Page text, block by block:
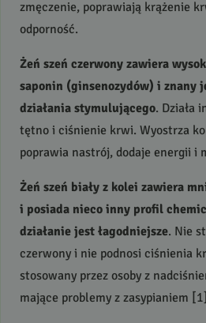
zmęczenie, poprawiają krążenie
odporność.
Żeń szeń czerwony zawiera
saponin (ginsenozydów) i znany
działania stymulującego. Działa
tętno i ciśnienie krwi. Wyostrza
poprawia nastrój, dodaje energii i
Żeń szeń biały z kolei zawiera
i posiada nieco inny profil
działanie jest łagodniejsze. Nie
czerwony i nie podnosi ciśnienia
stosowany przez osoby z
mające problemy z zasypianiem